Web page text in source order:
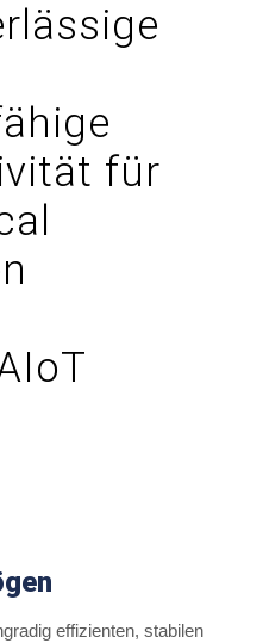
für
effizienten, stabilen